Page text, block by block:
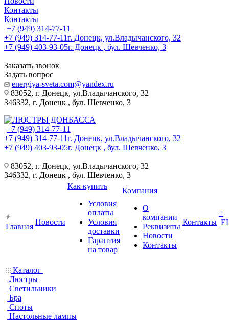
Контакты
Контакты
+7 (949) 314-77-11
+7 (949) 314-77-11г. Донецк, ул.Владычанского, 32
+7 (949) 403-93-05г. Донецк , бул. Шевченко, 3
Заказать звонок
Задать вопрос
energiya-sveta.com@yandex.ru
83052, г. Донецк, ул.Владычанского, 32
346332, г. Донецк , бул. Шевченко, 3
+7 (949) 314-77-11
+7 (949) 314-77-11г. Донецк, ул.Владычанского, 32
+7 (949) 403-93-05г. Донецк , бул. Шевченко, 3
83052, г. Донецк, ул.Владычанского, 32
346332, г. Донецк , бул. Шевченко, 3
Главная
Новости
Как купить
Условия
оплаты
Условия
доставки
Гарантия
на товар
Компания
О
компании
Реквизиты
Новости
Контакты
Контакты
+
Каталог
Люстры
Светильники
Бра
Споты
Настольные лампы